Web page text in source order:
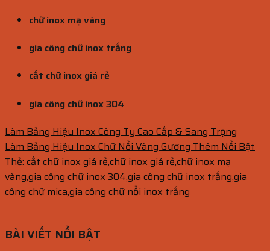
chữ inox mạ vàng
gia công chữ inox trắng
cắt chữ inox giá rẻ
gia công chữ inox 304
Làm Bảng Hiệu Inox Công Ty Cao Cấp & Sang Trọng
Làm Bảng Hiệu Inox Chữ Nổi Vàng Gương Thêm Nổi Bật
Thẻ: cắt chữ inox giá rẻ,chữ inox giá rẻ,chữ inox mạ
vàng,gia công chữ inox 304,gia công chữ inox trắng,gia
công chữ mica,gia công chữ nổi inox trắng
BÀI VIẾT NỔI BẬT